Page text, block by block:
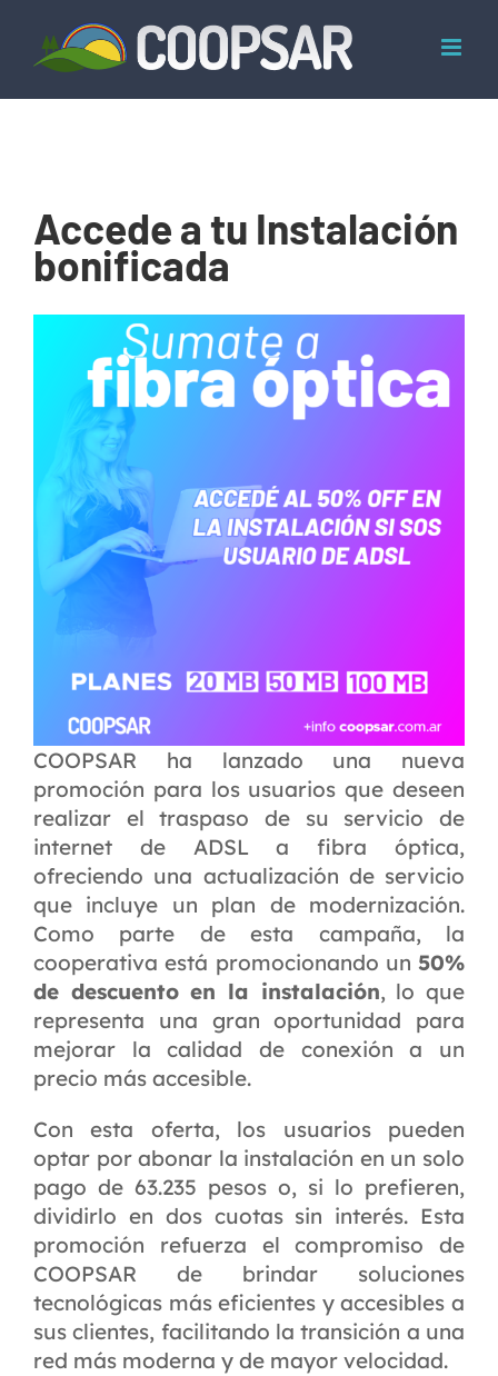
content
Accede a tu Instalación
bonificada
COOPSAR ha lanzado una nueva
promoción para los usuarios que deseen
realizar el traspaso de su servicio de
internet de ADSL a fibra óptica,
ofreciendo una actualización de servicio
que incluye un plan de modernización.
Como parte de esta campaña, la
cooperativa está promocionando un50%
de descuento en la instalación, lo que
representa una gran oportunidad para
mejorar la calidad de conexión a un
precio más accesible.
Con esta oferta, los usuarios pueden
optar por abonar la instalación en un solo
pago de 63.235 pesos o, si lo prefieren,
dividirlo en dos cuotas sin interés. Esta
promoción refuerza el compromiso de
COOPSAR de brindar soluciones
tecnológicas más eficientes y accesibles a
sus clientes, facilitando la transición a una
red más moderna y de mayor velocidad.